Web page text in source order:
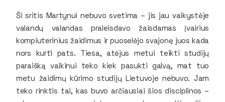
Ši sritis Martynui nebuvo svetima – jis jau vaikystėje
valandų valandas praleisdavo žaisdamas įvairius
kompiuterinius žaidimus ir puoselėjo svajonę juos kada
nors kurti pats. Tiesa, atėjus metui teikti studijų
paraišką vaikinui teko kiek pasukti galvą, mat tuo
metu žaidimų kūrimo studijų Lietuvoje nebuvo. Jam
teko rinktis tai, kas buvo arčiausiai šios disciplinos –